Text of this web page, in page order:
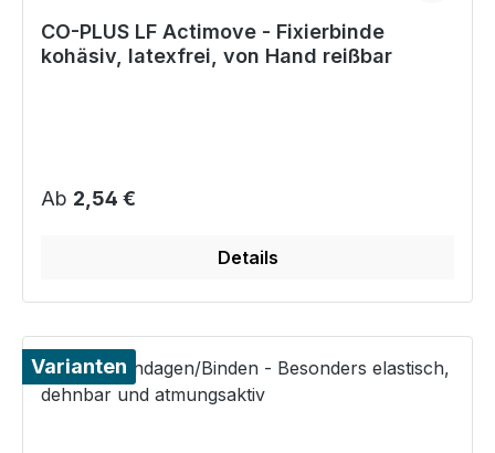
CO-PLUS LF Actimove - Fixierbinde
kohäsiv, latexfrei, von Hand reißbar
Regulärer Preis:
Ab 2,54 €
Details
Varianten